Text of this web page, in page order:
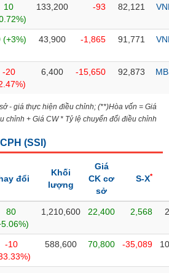
10
133,200 -93 82,121
(+3%) 43,900 -1,865 91,771
-20
6,400 -15,650 92,873
- giá thực hiện điều chỉnh; (**)Hòa vốn = Giá
chỉnh + Giá CW * Tỷ lệ chuyển đổi điều chỉnh
(SSI )
đổi
Khối
lượng
Giá
CK cơ
sở
S-X*
80
1,210,600 22,400 2,568
-10
588,600 70,800 -35,089